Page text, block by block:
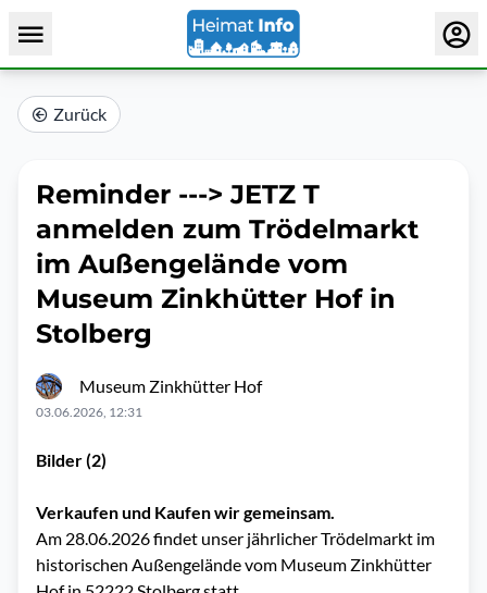
Zurück
Reminder ---> JETZ T
anmelden zum Trödelmarkt
im Außengelände vom
Museum Zinkhütter Hof in
Stolberg
Museum Zinkhütter Hof
03.06.2026, 12:31
Bilder (2)
Verkaufen und Kaufen wir gemeinsam.
Am 28.06.2026 findet unser jährlicher Trödelmarkt im
historischen Außengelände vom Museum Zinkhütter